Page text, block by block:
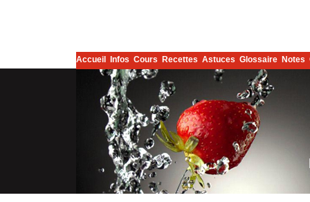
Accueil Infos Cours Recettes Astuces Glossaire Notes